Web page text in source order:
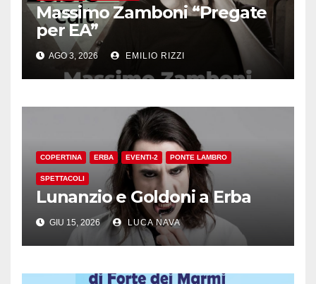
Massimo Zamboni “Pregate
per EA”
AGO 3, 2026 EMILIO RIZZI
COPERTINA ERBA EVENTI-2 PONTE LAMBRO
SPETTACOLI
Lunanzio e Goldoni a Erba
GIU 15, 2026 LUCA NAVA